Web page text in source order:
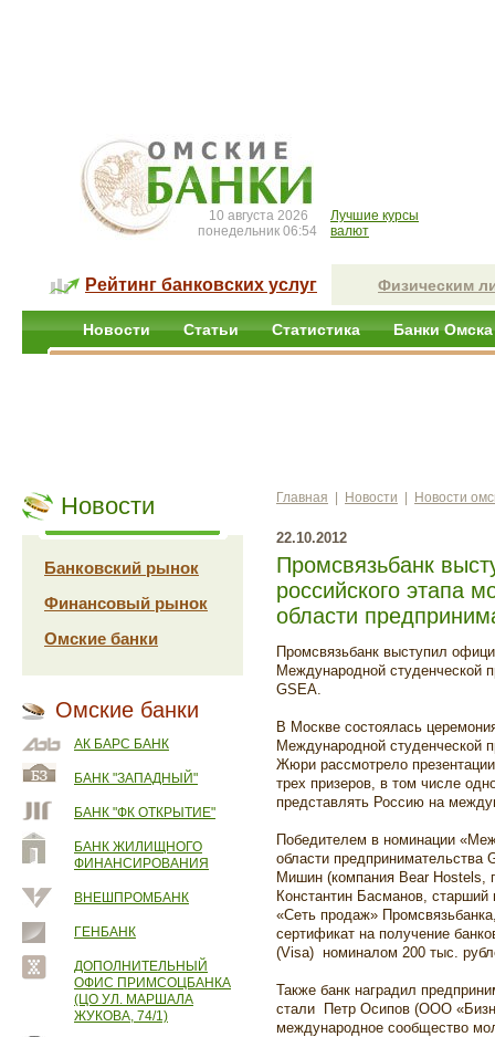
10 августа 2026
понедельник 06:54
Лучшие курсы
валют
Рейтинг банковских услуг Физическим
Новости Статьи Статистика Банки Омска
Новости
Банковский рынок
Финансовый рынок
Омские банки
Омские банки
АК БАРС БАНК
БАНК "ЗАПАДНЫЙ"
БАНК "ФК ОТКРЫТИЕ"
БАНК ЖИЛИЩНОГО
ФИНАНСИРОВАНИЯ
ВНЕШПРОМБАНК
ГЕНБАНК
ДОПОЛНИТЕЛЬНЫЙ
ОФИС ПРИМСОЦБАНКА
(ЦО УЛ. МАРШАЛА
ЖУКОВА, 74/1)
Главная Новости Новости
22.10.2012
Промсвязьбанк
российского этапа
области
Промсвязьбанк выступил
Международной студенческой
GSEA.
В Москве состоялась
Международной студенческой
Жюри рассмотрело
трех призеров, в том числе
представлять Россию на
Победителем в номинации
области предпринимательства
Мишин (компания Bear Hostels,
Константин Басманов, старший
«Сеть продаж»
сертификат на получение
(Visa) номиналом 200 тыс.
Также банк наградил
стали Петр Осипов (ООО
международное сообщество